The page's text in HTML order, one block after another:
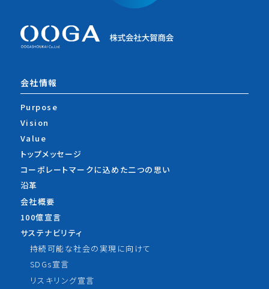
会社情報
Purpose
Vision
Value
トップメッセージ
コーポレートマークに込めた二つの思い
沿革
会社概要
100億宣言
サステナビリティ
持続可能な社会の実現に向けて
SDGs宣言
リスキリング宣言